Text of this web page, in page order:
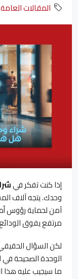
المقالات العامة
إذا كنت تفكر في
وحدك. يتجه آلاف
آمن لحماية رؤوس
مرتفع يفوق الودائع
لكن السؤال
الوحدة الصحيحة
ما سيجيب عليه هذا